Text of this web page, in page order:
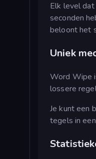
Elk level
seconden
beloont het
Uniek
Word Wipe
lossere
Je kunt een
tegels in